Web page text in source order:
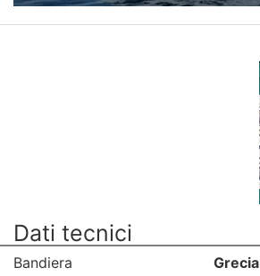
Dati tecnici
Bandiera Grecia